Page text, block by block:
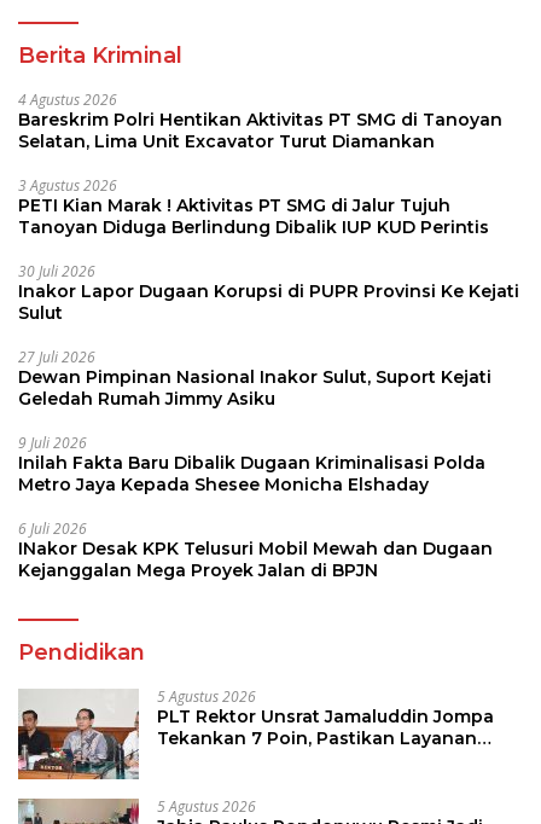
Berita Kriminal
4 Agustus 2026
Bareskrim Polri Hentikan Aktivitas PT SMG di Tanoyan
Selatan, Lima Unit Excavator Turut Diamankan
3 Agustus 2026
PETI Kian Marak ! Aktivitas PT SMG di Jalur Tujuh
Tanoyan Diduga Berlindung Dibalik IUP KUD Perintis
30 Juli 2026
Inakor Lapor Dugaan Korupsi di PUPR Provinsi Ke Kejati
Sulut
27 Juli 2026
Dewan Pimpinan Nasional Inakor Sulut, Suport Kejati
Geledah Rumah Jimmy Asiku
9 Juli 2026
Inilah Fakta Baru Dibalik Dugaan Kriminalisasi Polda
Metro Jaya Kepada Shesee Monicha Elshaday
6 Juli 2026
INakor Desak KPK Telusuri Mobil Mewah dan Dugaan
Kejanggalan Mega Proyek Jalan di BPJN
Pendidikan
5 Agustus 2026
PLT Rektor Unsrat Jamaluddin Jompa
Tekankan 7 Poin, Pastikan Layanan
5 Agustus 2026